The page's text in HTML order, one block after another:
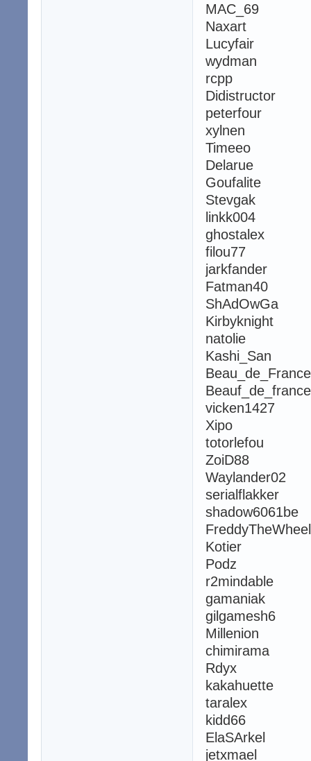
MAC_69
Naxart
Lucyfair
wydman
rcpp
Didistructor
peterfour
xylnen
Timeeo
Delarue
Goufalite
Stevgak
linkk004
ghostalex
filou77
jarkfander
Fatman40
ShAdOwGa
Kirbyknight
natolie
Kashi_San
Beau_de_France
Beauf_de_france
vicken1427
Xipo
totorlefou
ZoiD88
Waylander02
serialflakker
shadow6061be
FreddyTheWheel
Kotier
Podz
r2mindable
gamaniak
gilgamesh6
Millenion
chimirama
Rdyx
kakahuette
taralex
kidd66
ElaSArkel
jetxmael